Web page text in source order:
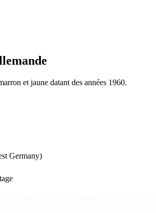
et jaune datant des années 1960.
Germany)